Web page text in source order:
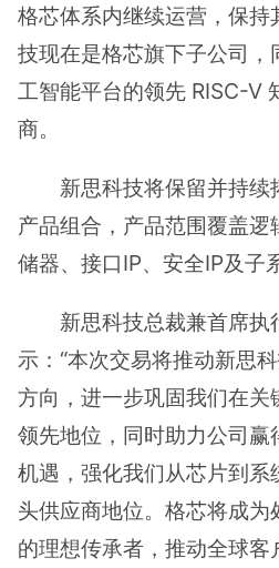
格芯体系内继续运营，保
技现在是格芯旗下子公司，
工智能平台的领先 RISC-V
商。
新思科技将保留并持续
产品组合，产品范围覆盖逻
储器、接口IP、安全IP及子
新思科技总裁兼首席执
示：“本次交易将推动新思
方向，进一步巩固我们在关
领先地位，同时助力公司赢
机遇，强化我们从芯片到
头供应商地位。格芯将成为
的理想传承者，推动全球客